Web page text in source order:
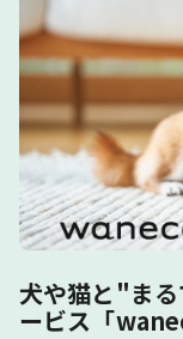
犬や猫と"ま
ービス「